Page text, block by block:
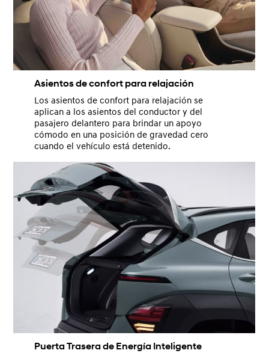
Asientos de confort para relajación
Los asientos de confort para relajación se
aplican a los asientos del conductor y del
pasajero delantero para brindar un apoyo
cómodo en una posición de gravedad cero
cuando el vehículo está detenido.
Puerta Trasera de Energía Inteligente